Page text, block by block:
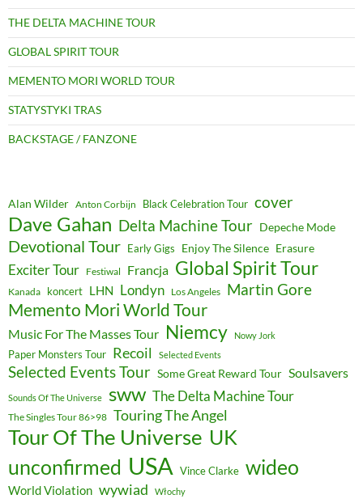
THE DELTA MACHINE TOUR
GLOBAL SPIRIT TOUR
MEMENTO MORI WORLD TOUR
STATYSTYKI TRAS
BACKSTAGE / FANZONE
Alan Wilder Anton Corbijn Black Celebration Tour cover
Dave Gahan Delta Machine Tour Depeche Mode
Devotional Tour Early Gigs Enjoy The Silence Erasure
Exciter Tour Festiwal Francja Global Spirit Tour
Kanada koncert LHN Londyn Los Angeles Martin Gore
Memento Mori World Tour
Music For The Masses Tour Niemcy Nowy Jork
Paper Monsters Tour Recoil Selected Events
Selected Events Tour Some Great Reward Tour Soulsavers
Sounds Of The Universe sww The Delta Machine Tour
The Singles Tour 86>98 Touring The Angel
Tour Of The Universe UK
unconfirmed USA Vince Clarke wideo
World Violation wywiad Włochy